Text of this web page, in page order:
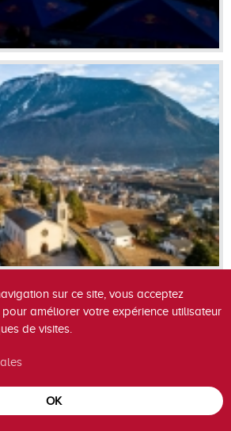
sur ce site, vous acceptez
améliorer votre expérience utilisateur
de visites.
OK